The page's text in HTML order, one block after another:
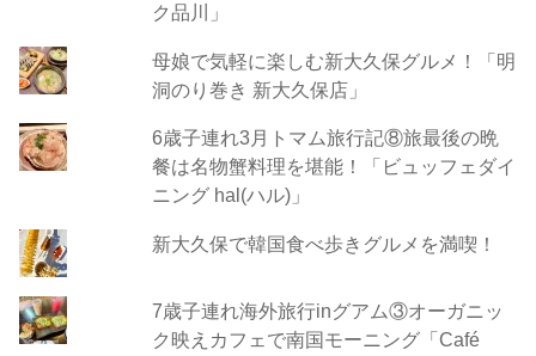
ク品川」
母娘で気軽に楽しむ新大久保グルメ！「明
洞のり巻き 新大久保店」
6歳子連れ3月トマム旅行記⑧旅最後の晩
餐は名物蟹料理を堪能！「ビュッフェダイ
ニング hal(ハル)」
新大久保で韓国食べ歩きグルメを満喫！
7歳子連れ海外旅行inグアム③オーガニッ
ク映えカフェで南国モーニング「Café